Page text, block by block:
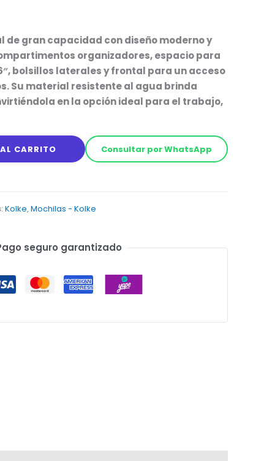
gran capacidad con diseño moderno y
organizadores, espacio para
bolsillos laterales y frontal para un acceso
Su material resistente al agua brinda
en la opción ideal para el trabajo,
CARRITO Consultar por WhatsApp
Kolke,Mochilas - Kolke
seguro garantizado